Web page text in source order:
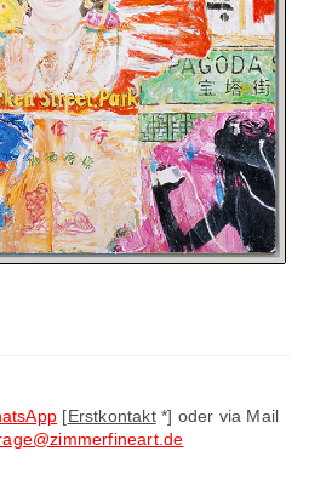
[Erstkontakt*] oder via Mail